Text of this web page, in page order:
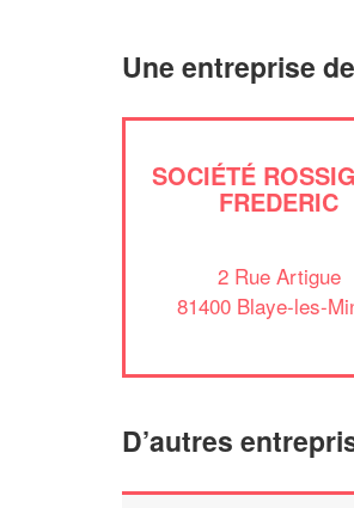
Une entreprise
SOCIÉTÉ
FREDERIC
2 Rue Artigue
81400 Blaye-les-
D’autres